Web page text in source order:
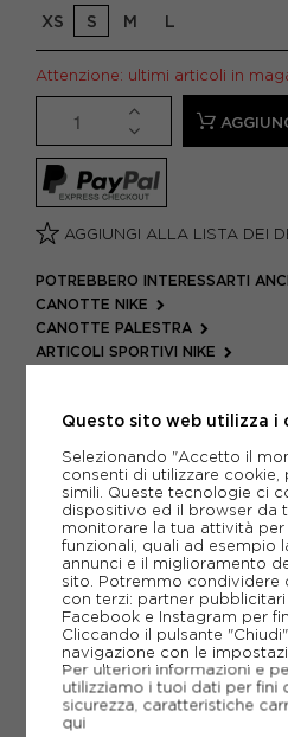
XS S M L
Attenzione: ultimi articoli in
AGGIUNGI ALLA LISTA DEI
POTREBBERO INTERESSARTI
CANOTTE NIKE
CANOTTE PALESTRA
ARTICOLI SPORTIVI NIKE
PIÙ INFORMAZIONI
SCHEDA TECNICA
GUIDA ALLE TAGLIE
Questo sito web utilizza i
Selezionando "Accetto il
consenti di utilizzare
simili. Queste tecnologie ci
dispositivo ed il browser da
monitorare la tua attività
funzionali, quali ad esempio
annunci e il miglioramento
sito. Potremmo condividere
con terzi: partner
Facebook e Instagram per
Cliccando il pulsante
navigazione con le
Per ulteriori informazioni e
utilizziamo i tuoi dati per fini
sicurezza, caratteristiche
qui